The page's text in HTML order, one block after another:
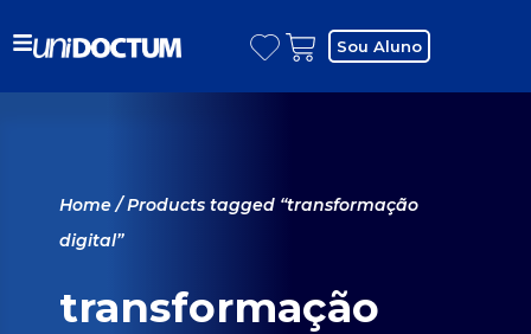
Sou Aluno
Home/ Products tagged “transformação
digital”
transformação